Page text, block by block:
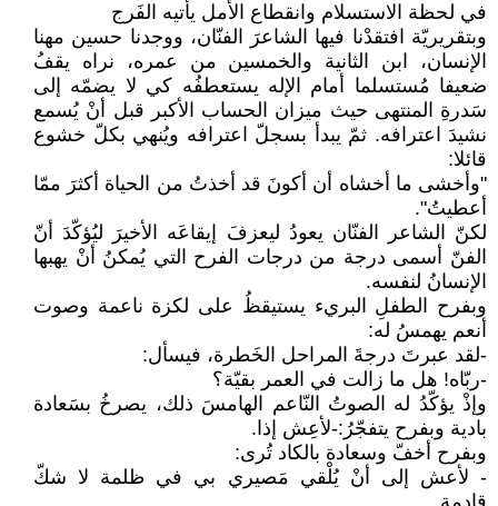
في لحظة الاستسلام وانقطاع الأمل يأتيه الفَرج
وبتقريريّة افتقدْنا فيها الشاعرَ الفنّان، ووجدنا حسين مهنا
الإنسان، ابن الثانية والخمسين من عمره، نراه يقفُ
ضعيفا مُستسلما أمام الإله يستعطفُه كي لا يضمّه إلى
سَدرةِ المنتهى حيث ميزان الحساب الأكبر قبل أنْ يُسمع
نشيدَ اعترافه. ثمّ يبدأ بسجلّ اعترافه ويُنهي بكلّ خشوع
قائلا:
"وأخشى ما أخشاه أن أكونَ قد أخذتُ من الحياة أكثرَ ممّا
أعطيتُ".
لكنّ الشاعر الفنّان يعودُ ليعزفَ إيقاعَه الأخيرَ ليُؤكّدَ أنّ
الفنّ أسمى درجة من درجات الفرح التي يُمكنُ أنْ يهبها
الإنسانُ لنفسه.
وبفرح الطفلِ البريء يستيقظُ على لكزة ناعمة وصوت
أنعم يهمسُ له:
-لقد عبرتَ درجةَ المراحل الخَطرة، فيسأل:
-ربّاه! هل ما زالت في العمر بقيّة؟
وإذْ يؤكّدُ له الصوتُ النّاعم الهامسَ ذلك، يصرخُ بسَعادة
بادية وبفرح يتفجّرُ:-لأعِش إذا.
وبفرح أخفّ وسعادة بالكاد تُرى:
- لأعش إلى أنْ يُلْقي مَصيري بي في ظلمة لا شكّ